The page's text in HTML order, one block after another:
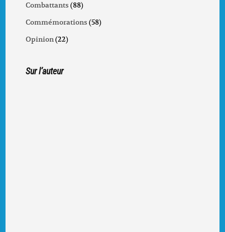
Combattants (88)
Commémorations (58)
Opinion(22)
Sur l’auteur